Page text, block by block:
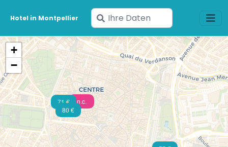
Hotel in Montpellier
Geben
Sie
Ihre
Daten
ein
n.c.
71 €
80 €
+
−